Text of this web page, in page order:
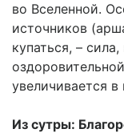
во Вселенной.
источников
купаться, –
увеличивается в
Из сутры: